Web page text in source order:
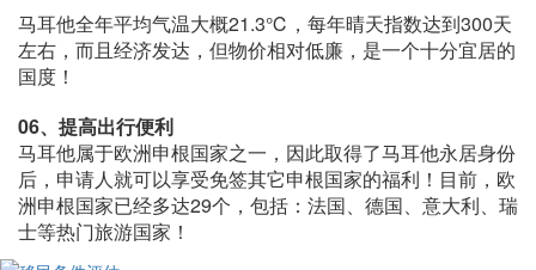
马耳他全年平均气温大概21.3℃，每年晴天指数达到300天
左右，而且经济发达，但物价相对低廉，是一个十分宜居的
国度！
06、 提高出行便利
马耳他属于欧洲申根国家之一，因此取得了马耳他永居身份
后，申请人就可以享受免签其它申根国家的福利！目前，欧
洲申根国家已经多达29个，包括：法国、德国、意大利、瑞
士等热门旅游国家！